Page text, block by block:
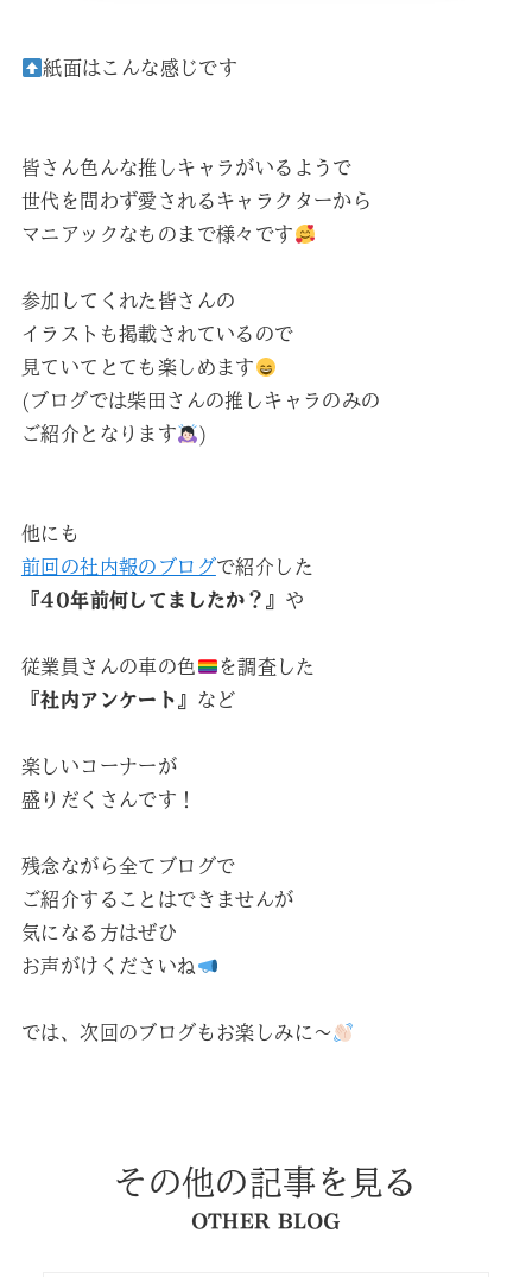
紙面はこんな感じです
皆さん色んな推しキャラがいるようで
世代を問わず愛されるキャラクターから
マニアックなものまで様々です
参加してくれた皆さんの
イラストも掲載されているので
見ていてとても楽しめます
(ブログでは柴田さんの推しキャラのみの
ご紹介となります
)
他にも
前回の社内報のブログで紹介した
『40年前何してましたか？』 や
従業員さんの車の色
を調査した
『社内アンケート』 など
楽しいコーナーが
盛りだくさんです！
残念ながら全てブログで
ご紹介することはできませんが
気になる方はぜひ
お声がけくださいね
では、次回のブログもお楽しみに～
その他の記事を見る
OTHER BLOG